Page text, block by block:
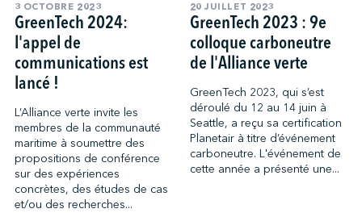
3 OCTOBRE 2023
GreenTech 2024:
l'appel de
communications est
lancé !
L’Alliance verte invite les
membres de la communauté
maritime à soumettre des
propositions de conférence
sur des expériences
concrètes, des études de cas
et/ou des recherches...
20 JUILLET 2023
GreenTech 2023 : 9e
colloque carboneutre
de l'Alliance verte
GreenTech 2023, qui s’est
déroulé du 12 au 14 juin à
Seattle, a reçu sa certification
Planetair à titre d’événement
carboneutre. L'événement de
cette année a présenté une...